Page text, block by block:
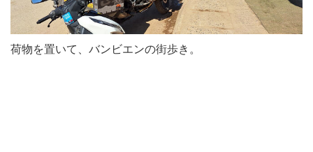
荷物を置いて、バンビエンの街歩き。